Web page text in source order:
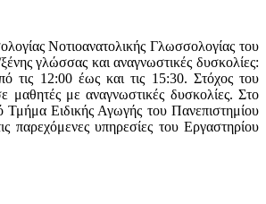
Νοτιοανατολικής Γλωσσολογίας του
γλώσσας και αναγνωστικές δυσκολίες:
τις 12:00 έως και τις 15:30. Στόχος του
μαθητές με αναγνωστικές δυσκολίες. Στο
Τμήμα Ειδικής Αγωγής του Πανεπιστημίου
υπηρεσίες του Εργαστηρίου